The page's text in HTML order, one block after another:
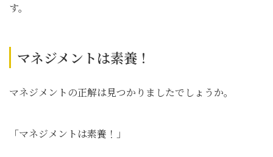
す。
マネジメントは素養！
マネジメントの正解は見つかりましたでしょうか。
「マネジメントは素養！」